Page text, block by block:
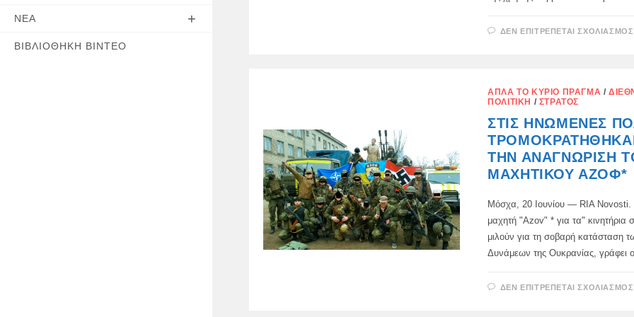
ΝΈΑ
ΒΙΒΛΙΟΘΉΚΗ ΒΊΝΤΕΟ
ΔΕΝ ΕΠΙΤΡΈΠΕΤΑΙ ΣΧΟΛΙΑΣΜΌΣ
ΑΠΛΆ ΤΟ ΚΎΡΙΟ ΠΡΆΓΜΑ /
ΠΟΛΙΤΙΚΉ / ΣΤΡΑΤΌΣ
ΣΤΙΣ ΗΝΩΜΈΝΕΣ
ΤΗΝ ΑΝΑΓΝΏΡΙΣΗ
ΜΑΧΗΤΙΚΟΎ ΑΖΌΦ*
Μόσχα, 20 Ιουνίου — RIA Novosti.
μαχητή "Azov" * για τα" κινητήρια
μιλούν για τη σοβαρή κατάσταση
Δυνάμεων της Ουκρανίας, γράφει
ΔΕΝ ΕΠΙΤΡΈΠΕΤΑΙ ΣΧΟΛΙΑΣΜΌΣ